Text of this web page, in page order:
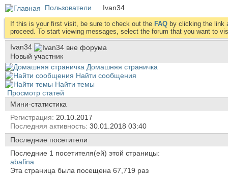
Пользователи Ivan34
If this is your first visit, be sure to check out the FAQ by clicking the link
proceed. To start viewing messages, select the forum that you want to
Ivan34
Новый участник
Домашняя страничка
Найти сообщения
Найти темы
Просмотр статей
Мини-статистика
Регистрация
20.10.2017
Последняя активность 30.01.2018 03:40
Последние посетители
Последние 1 посетителя(ей) этой страницы:
abafina
Эта страница была посещена 67,719 раз